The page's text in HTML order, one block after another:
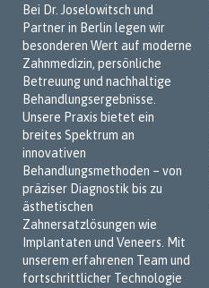
Bei Dr. Joselowitsch und
Partner in Berlin legen wir
besonderen Wert auf moderne
Zahnmedizin, persönliche
Betreuung und nachhaltige
Behandlungsergebnisse.
Unsere Praxis bietet ein
breites Spektrum an
innovativen
Behandlungsmethoden – von
präziser Diagnostik bis zu
ästhetischen
Zahnersatzlösungen wie
Implantaten und Veneers. Mit
unserem erfahrenen Team und
fortschrittlicher Technologie